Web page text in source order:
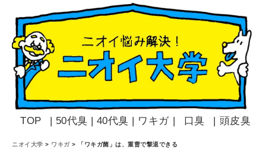
TOP 50代臭 40代臭 ワキガ 口臭 頭皮臭
ニオイ大学 > ワキガ> 「ワキガ菌」は、重曹で撃退できる